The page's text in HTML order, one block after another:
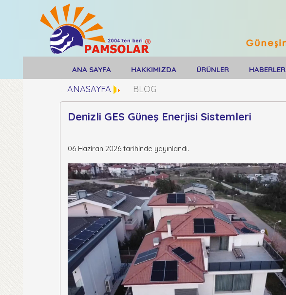
ANA SAYFA HAKKIMIZDA ÜRÜNLER HABERLER
ANASAYFA BLOG
Denizli GES Güneş Enerjisi Sistemleri
06 Haziran 2026 tarihinde yayınlandı.